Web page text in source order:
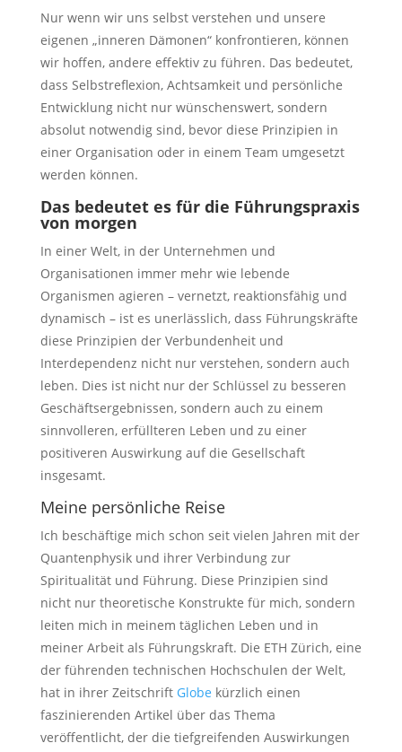
Nur wenn wir uns selbst verstehen und unsere
eigenen „inneren Dämonen“ konfrontieren, können
wir hoffen, andere effektiv zu führen. Das bedeutet,
dass Selbstreflexion, Achtsamkeit und persönliche
Entwicklung nicht nur wünschenswert, sondern
absolut notwendig sind, bevor diese Prinzipien in
einer Organisation oder in einem Team umgesetzt
werden können.
Das bedeutet es für die Führungspraxis
von morgen
In einer Welt, in der Unternehmen und
Organisationen immer mehr wie lebende
Organismen agieren – vernetzt, reaktionsfähig und
dynamisch – ist es unerlässlich, dass Führungskräfte
diese Prinzipien der Verbundenheit und
Interdependenz nicht nur verstehen, sondern auch
leben. Dies ist nicht nur der Schlüssel zu besseren
Geschäftsergebnissen, sondern auch zu einem
sinnvolleren, erfüllteren Leben und zu einer
positiveren Auswirkung auf die Gesellschaft
insgesamt.
Meine persönliche Reise
Ich beschäftige mich schon seit vielen Jahren mit der
Quantenphysik und ihrer Verbindung zur
Spiritualität und Führung. Diese Prinzipien sind
nicht nur theoretische Konstrukte für mich, sondern
leiten mich in meinem täglichen Leben und in
meiner Arbeit als Führungskraft. Die ETH Zürich, eine
der führenden technischen Hochschulen der Welt,
hat in ihrer Zeitschrift Globe kürzlich einen
faszinierenden Artikel über das Thema
veröffentlicht, der die tiefgreifenden Auswirkungen